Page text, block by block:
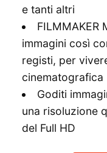
e tanti altri
FILMMAKER
immagini così
registi, per
cinematografica
Goditi
una risoluzione
del Full HD